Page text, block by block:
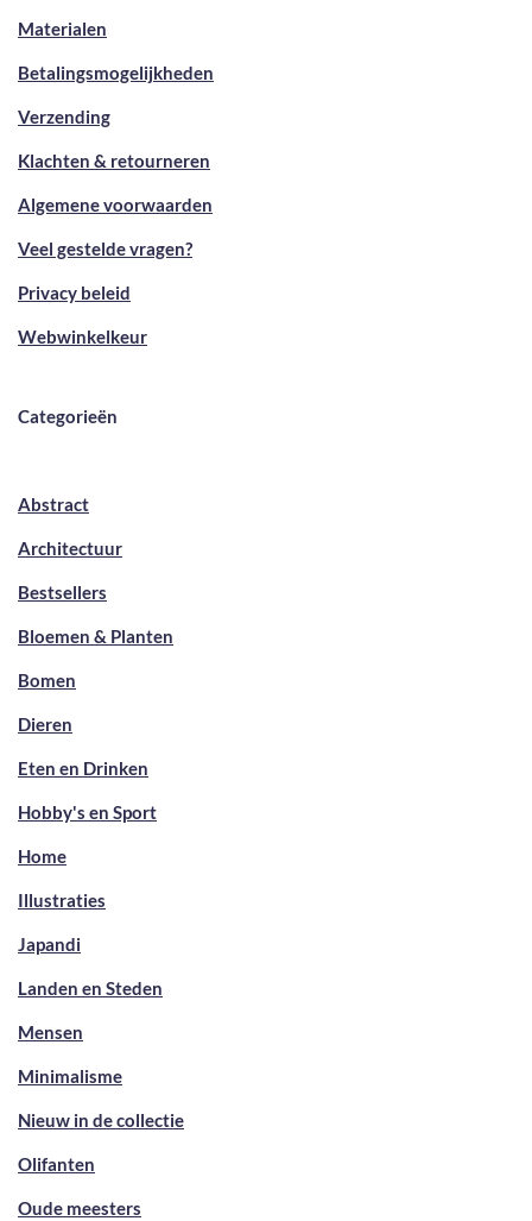
Materialen
Betalingsmogelijkheden
Verzending
Klachten & retourneren
Algemene voorwaarden
Veel gestelde vragen?
Privacy beleid
Webwinkelkeur
Categorieën
Abstract
Architectuur
Bestsellers
Bloemen & Planten
Bomen
Dieren
Eten en Drinken
Hobby's en Sport
Home
Illustraties
Japandi
Landen en Steden
Mensen
Minimalisme
Nieuw in de collectie
Olifanten
Oude meesters